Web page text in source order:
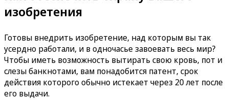
изобретения
Готовы внедрить изобретение, над которым вы так
усердно работали, и в одночасье завоевать весь мир?
Чтобы иметь возможность вытирать свою кровь, пот и
слезы банкнотами, вам понадобится патент, срок
действия которого обычно истекает через 20 лет после
его выдачи.